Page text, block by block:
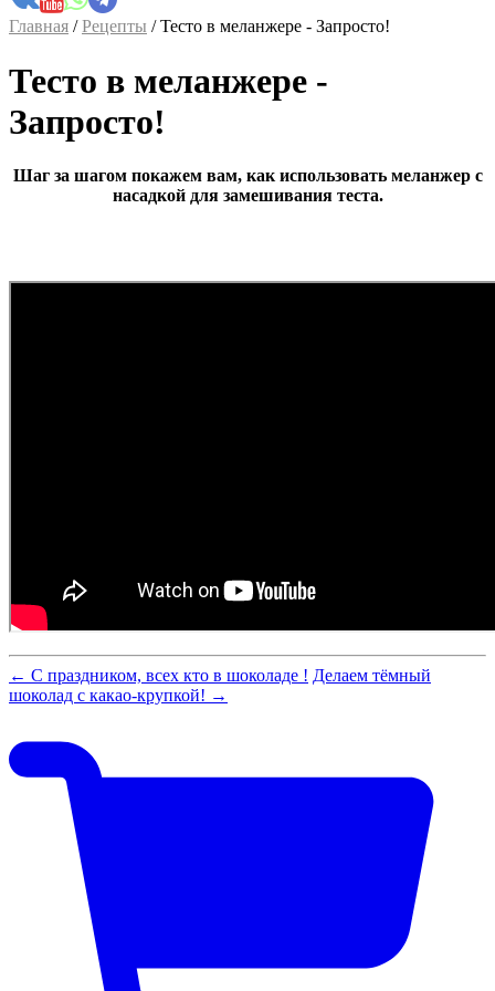
Главная /Рецепты / Тесто в меланжере - Запросто!
Тесто в меланжере -
Запросто!
Шаг за шагом покажем вам, как использовать меланжер с
насадкой для замешивания теста.
← С праздником, всех кто в шоколаде ! Делаем тёмный
шоколад с какао-крупкой! →